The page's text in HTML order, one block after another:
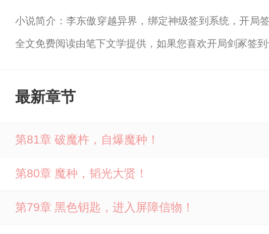
小说简介：李东傲穿越异界，绑定神级签到系统，开局
全文免费阅读由笔下文学提供，如果您喜欢开局剑冢签
最新章节
第81章 破魔杵，自爆魔种！
第80章 魔种，韬光大贤！
第79章 黑色钥匙，进入屏障信物！